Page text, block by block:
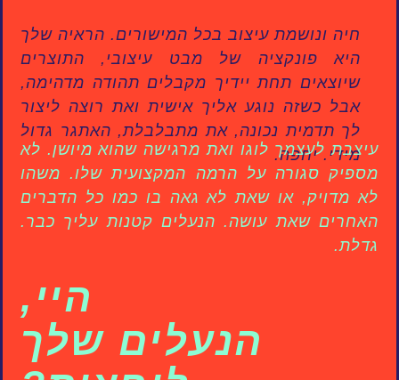
חיה ונושמת עיצוב בכל המישורים. הראיה שלך
היא פונקציה של מבט עיצובי, התוצרים
שיוצאים תחת יידיך מקבלים תהודה מדהימה,
אבל כשזה נוגע אליך אישית ואת רוצה ליצור
לך תדמית נכונה, את מתבלבלת, האתגר גדול
מידי. יחפה.
עיצבת לעצמך לוגו ואת מרגישה שהוא מיושן. לא
מספיק סגורה על הרמה המקצועית שלו. משהו
לא מדויק, או שאת לא גאה בו כמו כל הדברים
האחרים שאת עושה. הנעלים קטנות עליך כבר.
גדלת.
היי,
הנעלים שלך